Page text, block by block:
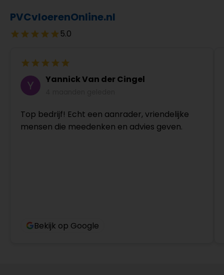
PVCvloerenOnline.nl
5.0
Yannick Van der Cingel
Top bedrijf! Echt een aanrader, vriendelijke
mensen die meedenken en advies geven.
Bekijk op Google